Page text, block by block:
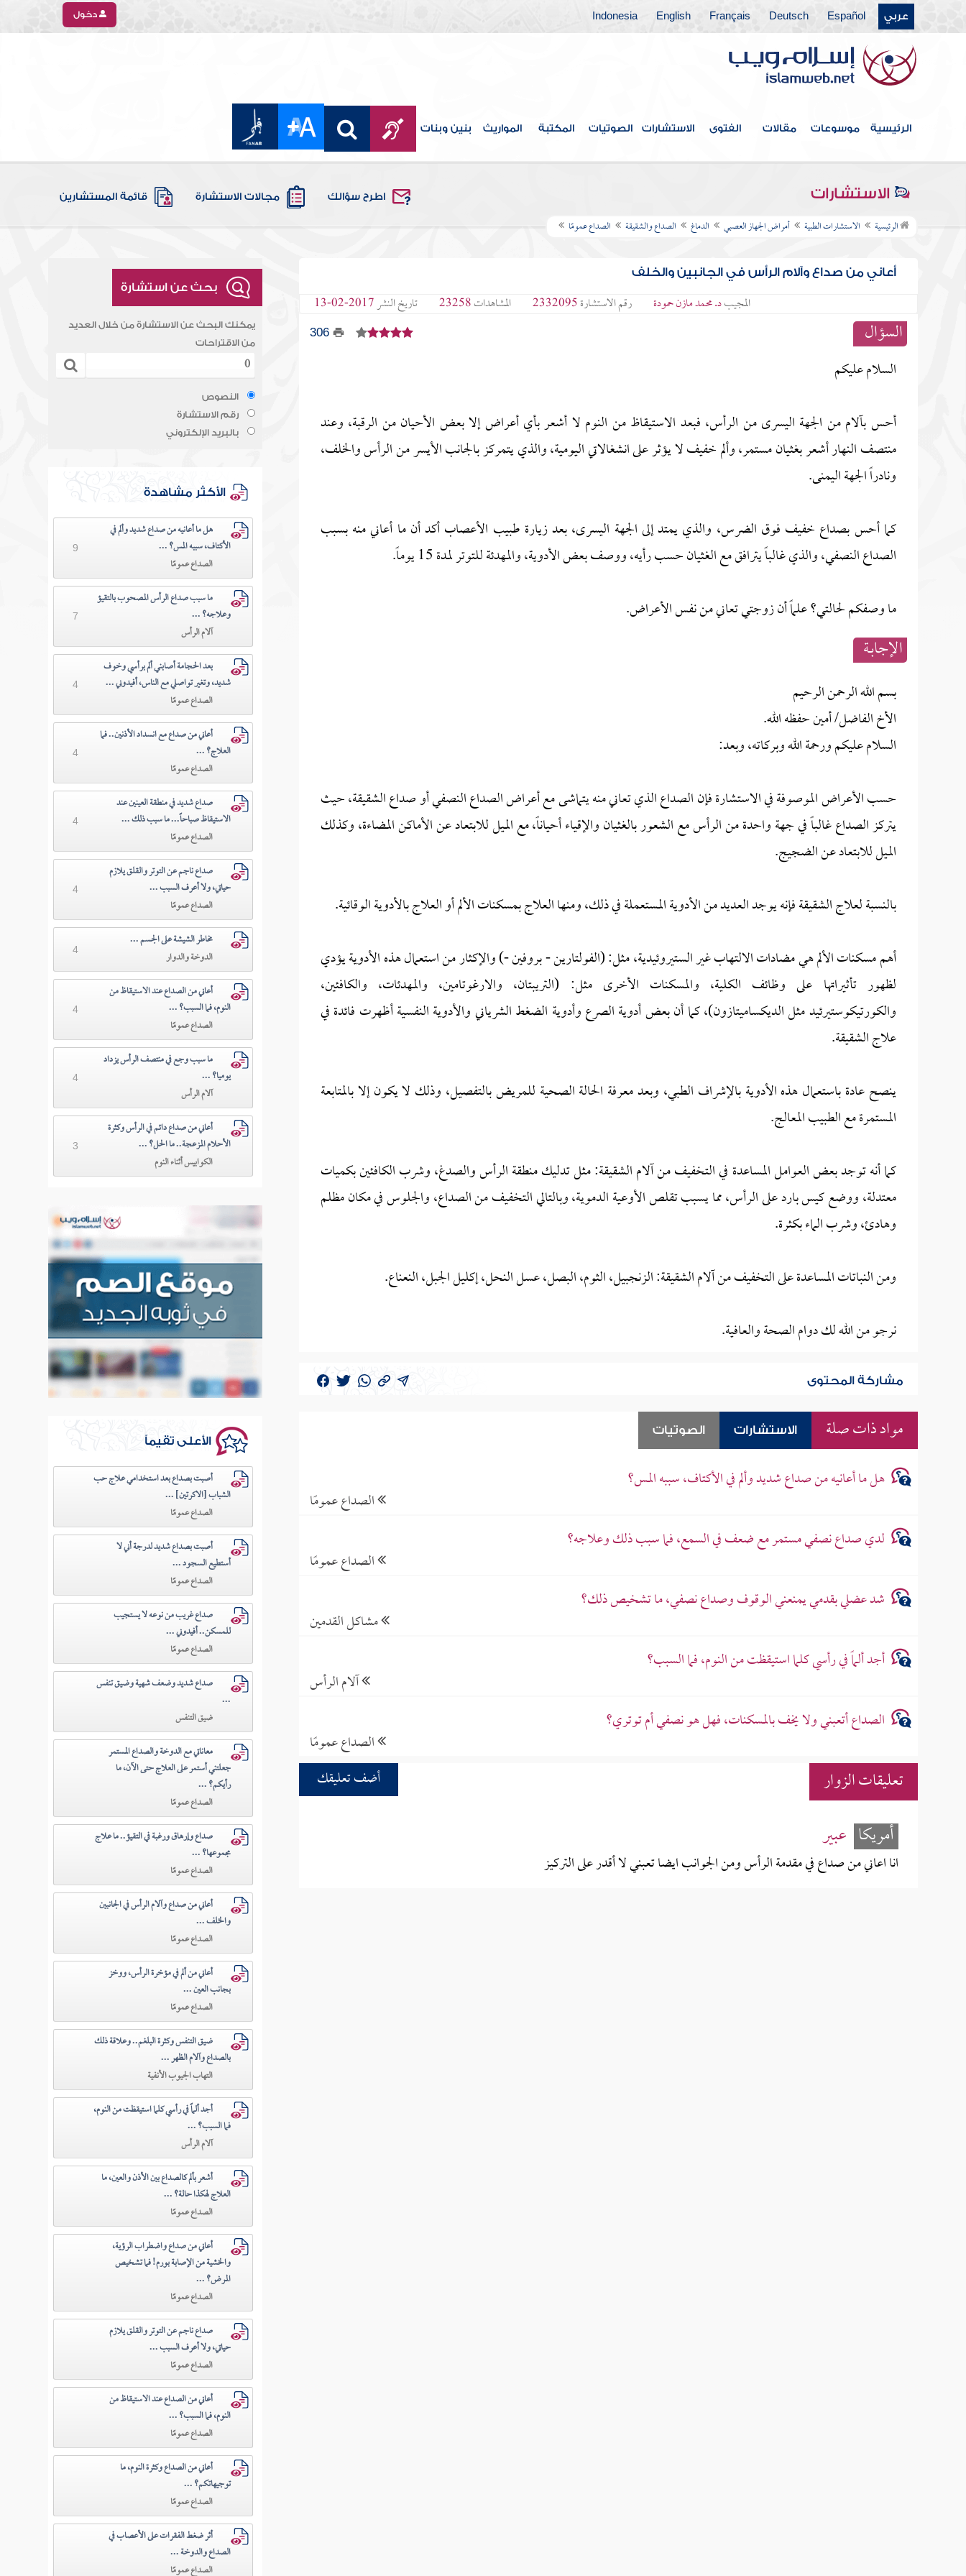
عربي Español
Deutsch
Français
English
Indonesia دخول
الرئيسية موسوعات مقالات الفتوى الاستشارات الصوتيات المكتبة المواريث بنين وبنات
الاستشارات اطرح سؤالك مجالات الاستشارة قائمة المستشارين
الرئيسية الاستشارات الطبية أمراض الجهاز العصبي الدماغ الصداع والشقيقة الصداع عمومًا
أعاني من صداع وآلام الرأس في الجانبين والخلف
المجيبد. محمد مازن حمودة رقم الاستشارة2332095 المشاهدات23258 تاريخ النشر2017-02-13
السؤال 306
السلام عليكم
أحس بآلام من الجهة اليسرى من الرأس، فبعد الاستيقاظ من النوم لا أشعر بأي أعراض إلا بعض الأحيان من الرقبة، وعند
منتصف النهار أشعر بغثيان مستمر، وألم خفيف لا يؤثر على انشغالاتي اليومية، والذي يتمركز بالجانب الأيسر من الرأس والخلف،
ونادراً الجهة اليمنى.
كما أحس بصداع خفيف فوق الضرس، والذي يمتد إلى الجهة اليسرى، بعد زيارة طبيب الأعصاب أكد أن ما أعاني منه بسبب
الصداع النصفي، والذي غالباً يترافق مع الغثيان حسب رأيه، ووصف بعض الأدوية، والمهدئة للتوتر لمدة 15 يوماً.
ما وصفكم لحالتي؟ علماً أن زوجتي تعاني من نفس الأعراض.
الإجابــة
بسم الله الرحمن الرحيم
الأخ الفاضل/ أمين حفظه الله.
السلام عليكم ورحمة الله وبركاته، وبعد:
حسب الأعراض الموصوفة في الاستشارة فإن الصداع الذي تعاني منه يتماشى مع أعراض الصداع النصفي أو صداع الشقيقة، حيث
يتركز الصداع غالباً في جهة واحدة من الرأس مع الشعور بالغثيان والإقياء أحياناً، مع الميل للابتعاد عن الأماكن المضاءة، وكذلك
الميل للابتعاد عن الضجيج.
بالنسبة لعلاج الشقيقة فإنه يوجد العديد من الأدوية المستعملة في ذلك، ومنها العلاج بمسكنات الألم أو العلاج بالأدوية الوقائية.
أهم مسكنات الألم هي مضادات الالتهاب غير الستيروئيدية، مثل: (الفولتارين - بروفين -) والإكثار من استعمال هذه الأدوية يؤدي
لظهور تأثيراتها على وظائف الكلية، والمسكنات الأخرى مثل: (التريبتان، والارغوتامين، والمهدئات، والكافئين،
والكورتيكوستيرئيد مثل الديكساميتازون)، كما أن بعض أدوية الصرع وأدوية الضغط الشرياني والأدوية النفسية أظهرت فائدة في
علاج الشقيقة.
ينصح عادة باستعمال هذه الأدوية بالإشراف الطبي، وبعد معرفة الحالة الصحية للمريض بالتفصيل، وذلك لا يكون إلا بالمتابعة
المستمرة مع الطبيب المعالج.
كما أنه توجد بعض العوامل المساعدة في التخفيف من آلام الشقيقة: مثل تدليك منطقة الرأس والصدغ، وشرب الكافئين بكميات
معتدلة، ووضع كيس بارد على الرأس، مما يسبب تقلص الأوعية الدموية، وبالتالي التخفيف من الصداع، والجلوس في مكان مظلم
وهادئ، وشرب الماء بكثرة.
ومن النباتات المساعدة على التخفيف من آلام الشقيقة: الزنجبيل، الثوم، البصل، عسل النحل، إكليل الجبل، النعناع.
نرجو من الله لك دوام الصحة والعافية.
مشاركة المحتوى
مواد ذات صلة الاستشارات الصوتيات
هل ما أعانيه من صداع شديد وألم في الأكتاف، سببه المس؟
الصداع عمومًا
لدي صداع نصفي مستمر مع ضعف في السمع، فما سبب ذلك وعلاجه؟
الصداع عمومًا
شد عضلي بقدمي يمنعني الوقوف وصداع نصفي، ما تشخيص ذلك؟
مشاكل القدمين
أجد ألماً في رأسي كلما استيقظت من النوم، فما السبب؟
آلام الرأس
الصداع أتعبني ولا يخف بالمسكنات، فهل هو نصفي أم توتري؟
الصداع عمومًا
تعليقات الزوار أضف تعليقك
أمريكا عبير
انا اعاني من صداع في مقدمة الرأس ومن الجوانب ايضا تعبني لا أقدر على التركيز
بحث عن استشارة
يمكنك البحث عن الاستشارة من خلال العديد
من الاقتراحات
النصوص
رقم الاستشارة
بالبريد الإلكتروني
الأكثر مشاهدة
هل ما أعانيه من صداع شديد وألم في
الأكتاف، سببه المس؟ ...
الصداع عمومًا
9
ما سبب صداع الرأس المصحوب بالتقيؤ
وعلاجه؟ ...
آلام الرأس
7
بعد الحجامة أصابني ألم برأسي وخوف
شديد، وتغير تواصلي مع الناس، أفيدوني ...
الصداع عمومًا
4
أعاني من صداع مع انسداد الأذنين.. فما
العلاج؟ ...
الصداع عمومًا
4
صداع شديد في منطقة العينين عند
الاستيقاظ صباحاً... ما سبب ذلك ...
الصداع عمومًا
4
صداع ناجم عن التوتر والقلق يلازم
حياتي، ولا أعرف السبب ...
الصداع عمومًا
4
مخاطر الشيشة على الجسم ...
الدوخة والدوار
4
أعاني من الصداع عند الاستيقاظ من
النوم، فما السبب؟ ...
الصداع عمومًا
4
ما سبب وجع في منتصف الرأس يزداد
يوميا؟ ...
آلام الرأس
4
أعاني من صداع دائم في الرأس وكثرة
الأحلام المزعجة.. ما الحل؟ ...
الكوابيس أثناء النوم
3
الأعلى تقيماً
أصبت بصداع بعد استخدامي علاج حب
الشباب [الاكرتين] ...
الصداع عمومًا
أصبت بصداع شديد لدرجة أني لا
أستطيع السجود ...
الصداع عمومًا
صداع غريب من نوعه لا يستجيب
للمسكن.. أفيدوني ...
الصداع عمومًا
صداع شديد وضعف شهية وضيق تنفس
...
ضيق التنفس
معاناتي مع الدوخة والصداع المستمر
جعلتني أستمر على العلاج حتى الآن، ما
رأيكم؟ ...
الصداع عمومًا
صداع وإرهاق ورغبة في التقيؤ.. ما علاج
مجموعها؟ ...
الصداع عمومًا
أعاني من صداع وآلام الرأس في الجانبين
والخلف ...
الصداع عمومًا
أعاني من ألم في مؤخرة الرأس، ووخز
بجانب العين ...
الصداع عمومًا
ضيق التنفس وكثرة البلغم.. وعلاقة ذلك
بالصداع وآلام الظهر ...
التهاب الجيوب الأنفية
أجد ألماً في رأسي كلما استيقظت من النوم،
فما السبب؟ ...
آلام الرأس
أشعر بألم كالصداع بين الأذن والعين، ما
العلاج لهكذا حالة؟ ...
الصداع عمومًا
أعاني من صداع واضطراب الرؤية،
والخشية من الإصابة بورم! فما تشخيص
المرض؟ ...
الصداع عمومًا
صداع ناجم عن التوتر والقلق يلازم
حياتي، ولا أعرف السبب ...
الصداع عمومًا
أعاني من الصداع عند الاستيقاظ من
النوم، فما السبب؟ ...
الصداع عمومًا
أعاني من الصداع وكثرة النوم، ما
توجيهاتكم؟ ...
الصداع عمومًا
أثر ضغط الفقرات على الأعصاب في
الصداع والدوخة ...
الصداع عمومًا